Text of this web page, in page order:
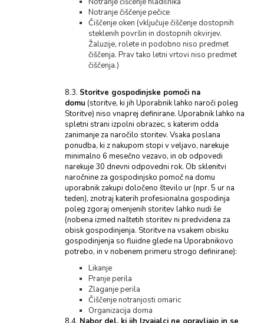
Notranje čiščenje pečice
Čiščenje oken (vključuje čiščenje dostopnih
steklenih površin in dostopnih okvirjev.
Žaluzije, rolete in podobno niso predmet
čiščenja. Prav tako letni vrtovi niso predmet
čiščenja.)
8.3. Storitve gospodinjske pomoči na
domu (storitve, ki jih Uporabnik lahko naroči poleg
Storitve) niso vnaprej definirane. Uporabnik lahko na
spletni strani izpolni obrazec, s katerim odda
zanimanje za naročilo storitev. Vsaka poslana
ponudba, ki z nakupom stopi v veljavo, narekuje
minimalno 6 mesečno vezavo, in ob odpovedi
narekuje 30 dnevni odpovedni rok. Ob sklenitvi
naročnine za gospodinjsko pomoč na domu
uporabnik zakupi določeno število ur (npr. 5 ur na
teden), znotraj katerih profesionalna gospodinja
poleg zgoraj omenjenih storitev lahko nudi še
(nobena izmed naštetih storitev ni predvidena za
obisk gospodinjenja. Storitve na vsakem obisku
gospodinjenja so fluidne glede na Uporabnikovo
potrebo, in v nobenem primeru strogo definirane):
Likanje
Pranje perila
Zlaganje perila
Čiščenje notranjosti omaric
Organizacija doma